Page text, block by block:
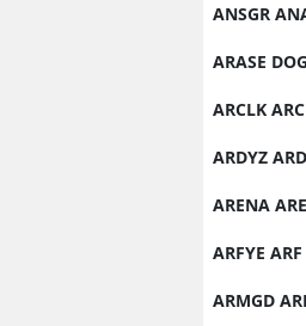
ANSGR
ARASE
ARCLK
ARDYZ
ARENA
ARFYE
ARMGD